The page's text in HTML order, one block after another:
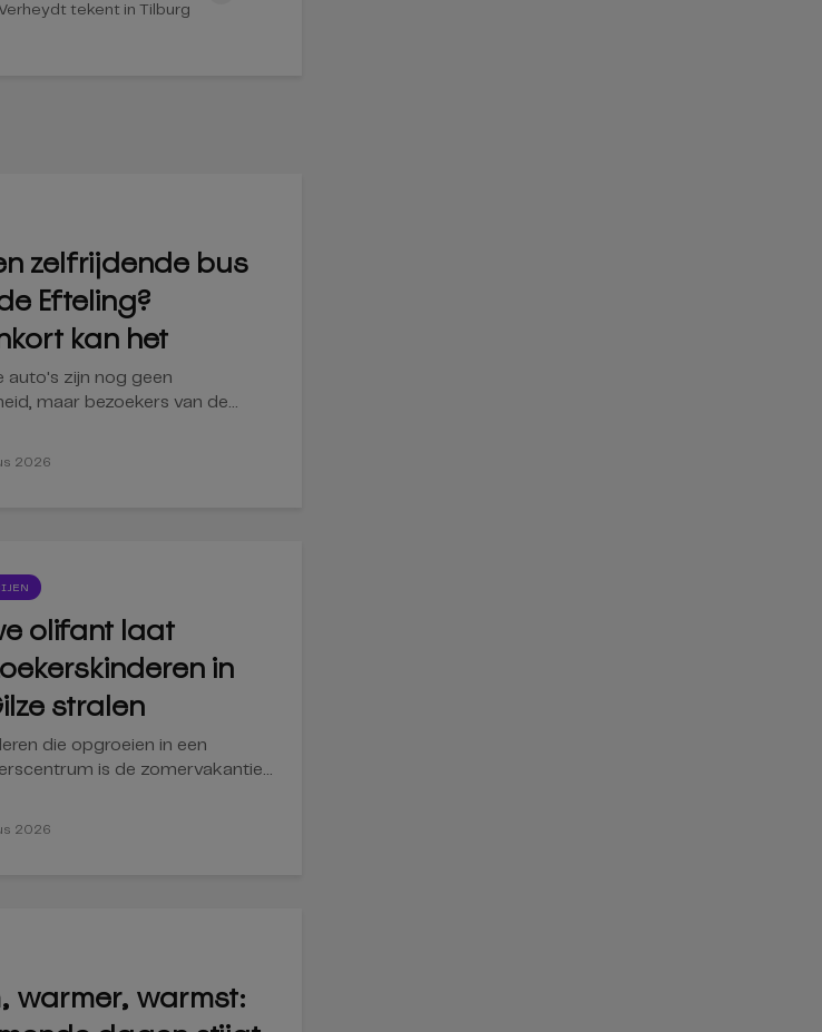
Verheydt tekent in Tilburg
zelfrijdende bus
Efteling?
kan het
auto's zijn nog geen
maar bezoekers van de...
2026
olifant laat
in
stralen
die opgroeien in een
is de zomervakantie...
2026
warmer, warmst: